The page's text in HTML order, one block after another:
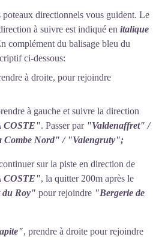
directionnels vous guident. Le
à suivre est indiqué en italique
complément du balisage bleu du
ci-dessous:
à droite, pour rejoindre
à gauche et suivre la direction
COSTE". Passer par "Valdenaffret" /
Nord" / "Valengruty";
sur la piste en direction de
COSTE", la quitter 200m après le
du Roy" pour rejoindre "Bergerie de
, prendre à droite pour rejoindre